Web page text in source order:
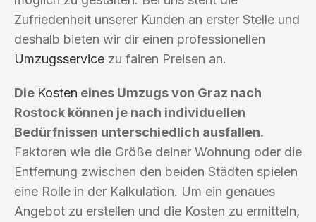
Zufriedenheit unserer Kunden an erster Stelle und
deshalb bieten wir dir einen professionellen
Umzugsservice zu fairen Preisen an.
Die Kosten eines Umzugs von Graz nach
Rostock können je nach individuellen
Bedürfnissen unterschiedlich ausfallen.
Faktoren wie die Größe deiner Wohnung oder die
Entfernung zwischen den beiden Städten spielen
eine Rolle in der Kalkulation. Um ein genaues
Angebot zu erstellen und die Kosten zu ermitteln,